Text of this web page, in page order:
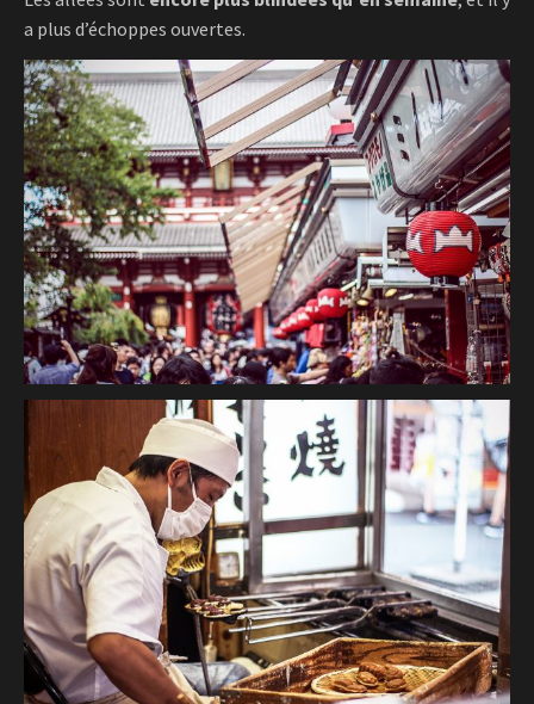
a plus d’échoppes ouvertes.